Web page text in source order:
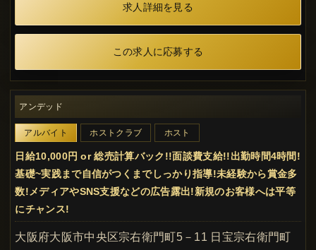
求人詳細を見る
この求人に応募する
アンデッド
アルバイト ホストクラブ ホスト
日給10,000円 or 総売計算バック!!面談費支給!!出勤時間4時間!
基礎~実践まで自信がつくまでしっかり指導!未経験から賞金多
数!メディアやSNS支援などの広告露出!新規のお客様へは平等
にチャンス!
大阪府大阪市中央区宗右衛門町5－11 日宝宗右衛門町